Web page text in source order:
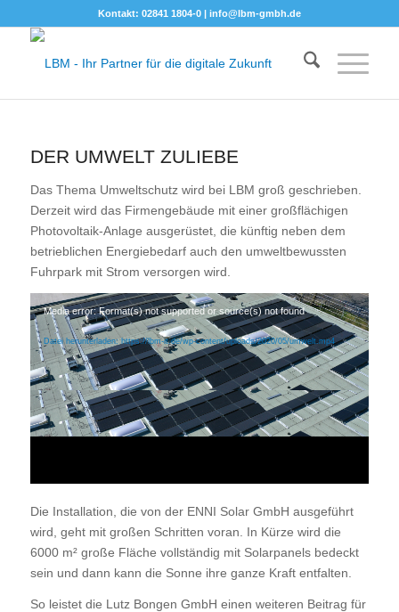
Kontakt: 02841 1804-0 | info@lbm-gmbh.de
DER UMWELT ZULIEBE
Das Thema Umweltschutz wird bei LBM groß geschrieben.
Derzeit wird das Firmengebäude mit einer großflächigen
Photovoltaik-Anlage ausgerüstet, die künftig neben dem
betrieblichen Energiebedarf auch den umweltbewussten
Fuhrpark mit Strom versorgen wird.
Media error: Format(s) not supported or source(s) not found
Datei herunterladen: https://lbm-it.de/wp-content/uploads/2020/05/umwelt.mp4
Die Installation, die von der ENNI Solar GmbH ausgeführt
wird, geht mit großen Schritten voran. In Kürze wird die
6000 m² große Fläche vollständig mit Solarpanels bedeckt
sein und dann kann die Sonne ihre ganze Kraft entfalten.
So leistet die Lutz Bongen GmbH einen weiteren Beitrag für